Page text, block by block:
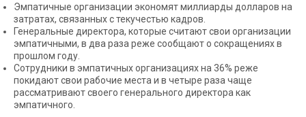
Эмпатичные организации экономят миллиарды долларов на
затратах, связанных с текучестью кадров.
Генеральные директора, которые считают свои организации
эмпатичными, в два раза реже сообщают о сокращениях в
прошлом году.
Сотрудники в эмпатичных организациях на 36% реже
покидают свои рабочие места и в четыре раза чаще
рассматривают своего генерального директора как
эмпатичного.